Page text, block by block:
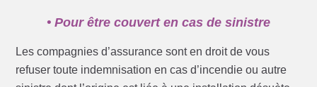
• Pour être couvert en cas de sinistre
Les compagnies d’assurance sont en droit de vous
refuser toute indemnisation en cas d’incendie ou autre